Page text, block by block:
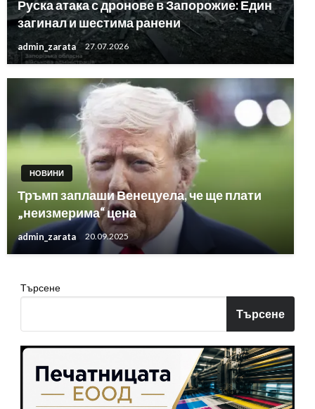
Руска атака с дронове в Запорожие: Един
загинал и шестима ранени
admin_zarata 27.07.2026
НОВИНИ
Тръмп заплаши Венецуела, че ще плати
„неизмерима“ цена
admin_zarata 20.09.2025
Търсене
Търсене